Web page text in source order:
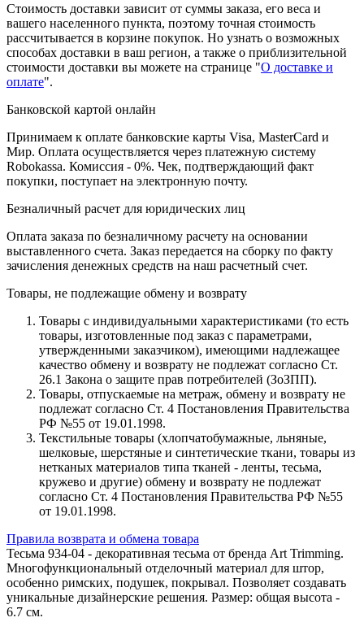
Стоимость доставки зависит от суммы заказа, его веса и
вашего населенного пункта, поэтому точная стоимость
рассчитывается в корзине покупок. Но узнать о возможных
способах доставки в ваш регион, а также о приблизительной
стоимости доставки вы можете на странице "О доставке и
оплате".
Банковской картой онлайн
Принимаем к оплате банковские карты Visa, MasterCard и
Мир. Оплата осуществляется через платежную систему
Robokassa. Комиссия - 0%. Чек, подтверждающий факт
покупки, поступает на электронную почту.
Безналичный расчет для юридических лиц
Оплата заказа по безналичному расчету на основании
выставленного счета. Заказ передается на сборку по факту
зачисления денежных средств на наш расчетный счет.
Товары, не подлежащие обмену и возврату
Товары с индивидуальными характеристиками (то есть
товары, изготовленные под заказ с параметрами,
утвержденными заказчиком), имеющими надлежащее
качество обмену и возврату не подлежат согласно Ст.
26.1 Закона о защите прав потребителей (ЗоЗПП).
Товары, отпускаемые на метраж, обмену и возврату не
подлежат согласно Ст. 4 Постановления Правительства
РФ №55 от 19.01.1998.
Текстильные товары (хлопчатобумажные, льняные,
шелковые, шерстяные и синтетические ткани, товары из
нетканых материалов типа тканей - ленты, тесьма,
кружево и другие) обмену и возврату не подлежат
согласно Ст. 4 Постановления Правительства РФ №55
от 19.01.1998.
Правила возврата и обмена товара
Тесьма 934-04 - декоративная тесьма от бренда Art Trimming.
Многофункциональный отделочный материал для штор,
особенно римских, подушек, покрывал. Позволяет создавать
уникальные дизайнерские решения. Размер: общая высота -
6.7 см.